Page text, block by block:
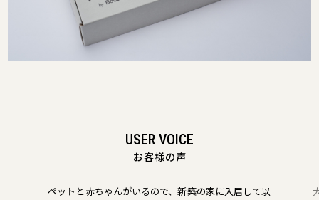
USER VOICE
お客様の声
ペットと赤ちゃんがいるので、新築の家に入居して以